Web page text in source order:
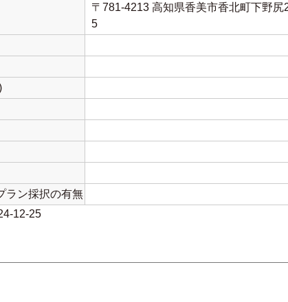
〒781-4213 高知県香美市香北町下野尻
5
ラン採択の有無
12-25